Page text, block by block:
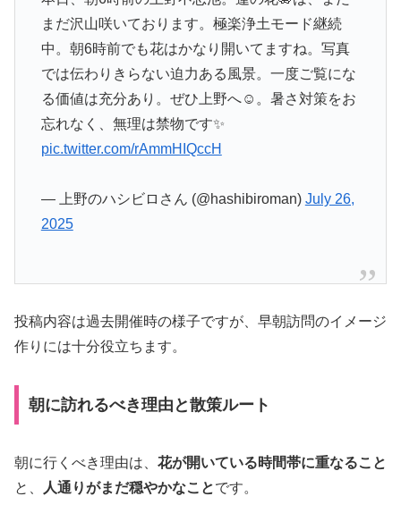
まだ沢山咲いております。極楽浄土モード継続
中。朝6時前でも花はかなり開いてますね。写真
では伝わりきらない迫力ある風景。一度ご覧にな
る価値は充分あり。ぜひ上野へ☺️。暑さ対策をお
忘れなく、無理は禁物です✨
pic.twitter.com/rAmmHIQccH
— 上野のハシビロさん (@hashibiroman) July 26,
2025
投稿内容は過去開催時の様子ですが、早朝訪問のイメージ
作りには十分役立ちます。
朝に訪れるべき理由と散策ルート
朝に行くべき理由は、 花が開いている時間帯に重なること
と、
人通りがまだ穏やかなことです。